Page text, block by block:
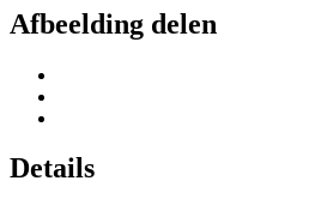
Afbeelding delen
Details